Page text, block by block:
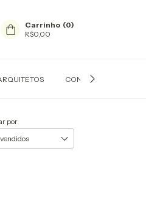
Carrinho (0)
R$0,00
CONTATO
por